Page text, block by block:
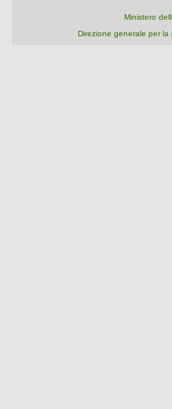
Ministero
Direzione generale per